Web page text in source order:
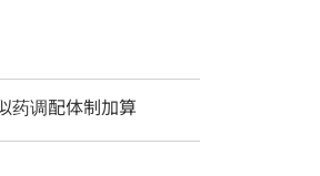
药调配体制加算